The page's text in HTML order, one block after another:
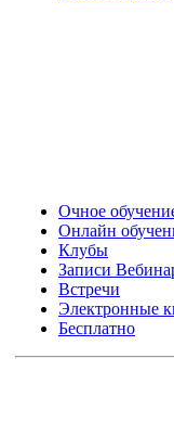
Очное
Онлайн
Клубы
Записи
Встречи
Электронные
Бесплатно